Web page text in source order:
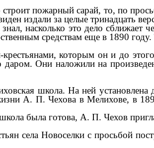
пожарный сарай, то, по
издали за целые тринадцать
насколько это дело сближает
средствам еще в 1890
которым он и до этого
Они наложили на
школа. На ней установлена
А. П. Чехова в Мелихове, в
была готова, А. П. Чехов
села Новоселки с просьбой